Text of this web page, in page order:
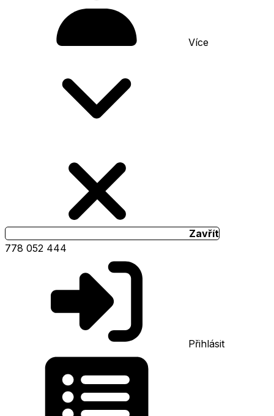
Více
Zavřít
778 052 444
Přihlásit